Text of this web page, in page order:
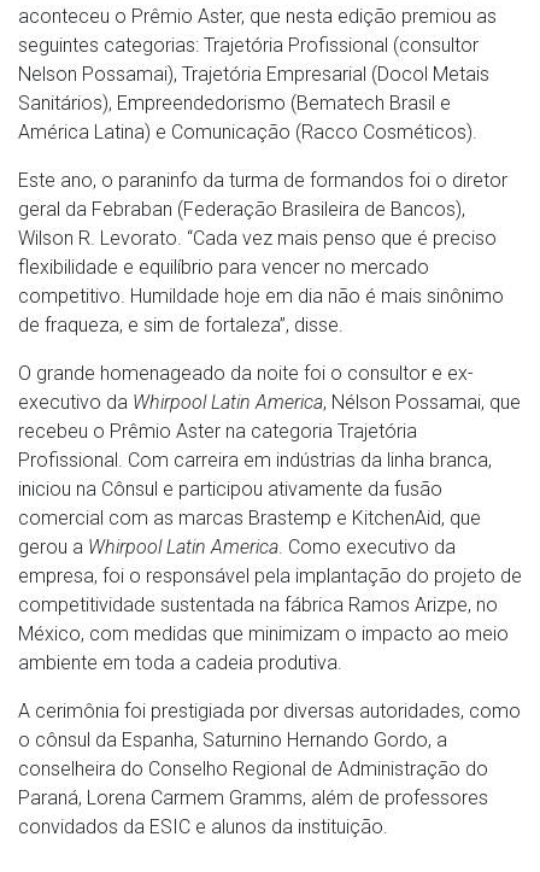
aconteceu o Prêmio Aster, que nesta edição premiou as
seguintes categorias: Trajetória Profissional (consultor
Nelson Possamai), Trajetória Empresarial (Docol Metais
Sanitários), Empreendedorismo (Bematech Brasil e
América Latina) e Comunicação (Racco Cosméticos).
Este ano, o paraninfo da turma de formandos foi o diretor
geral da Febraban (Federação Brasileira de Bancos),
Wilson R. Levorato. “Cada vez mais penso que é preciso
flexibilidade e equilíbrio para vencer no mercado
competitivo. Humildade hoje em dia não é mais sinônimo
de fraqueza, e sim de fortaleza”, disse.
O grande homenageado da noite foi o consultor e ex-
executivo da Whirpool Latin America, Nélson Possamai, que
recebeu o Prêmio Aster na categoria Trajetória
Profissional. Com carreira em indústrias da linha branca,
iniciou na Cônsul e participou ativamente da fusão
comercial com as marcas Brastemp e KitchenAid, que
gerou a Whirpool Latin America. Como executivo da
empresa, foi o responsável pela implantação do projeto de
competitividade sustentada na fábrica Ramos Arizpe, no
México, com medidas que minimizam o impacto ao meio
ambiente em toda a cadeia produtiva.
A cerimônia foi prestigiada por diversas autoridades, como
o cônsul da Espanha, Saturnino Hernando Gordo, a
conselheira do Conselho Regional de Administração do
Paraná, Lorena Carmem Gramms, além de professores
convidados da ESIC e alunos da instituição.